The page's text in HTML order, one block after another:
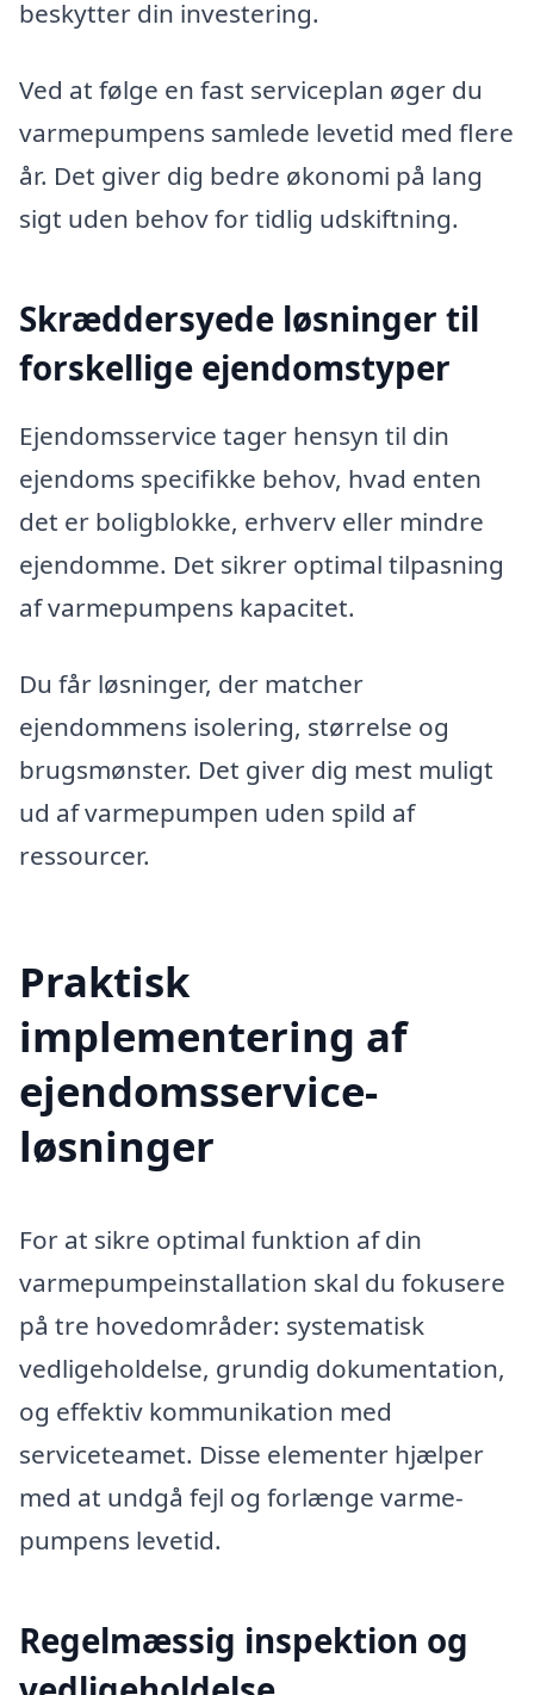
beskytter din investering.
Ved at følge en fast serviceplan øger du
varmepumpens samlede levetid med flere
år. Det giver dig bedre økonomi på lang
sigt uden behov for tidlig udskiftning.
Skræddersyede løsninger til
forskellige ejendomstyper
Ejendomsservice tager hensyn til din
ejendoms specifikke behov, hvad enten
det er boligblokke, erhverv eller mindre
ejendomme. Det sikrer optimal tilpasning
af varmepumpens kapacitet.
Du får løsninger, der matcher
ejendommens isolering, størrelse og
brugsmønster. Det giver dig mest muligt
ud af varmepumpen uden spild af
ressourcer.
Praktisk
implementering af
ejendomsservice-
løsninger
For at sikre optimal funktion af din
varmepumpeinstallation skal du fokusere
på tre hovedområder: systematisk
vedligeholdelse, grundig dokumentation,
og effektiv kommunikation med
serviceteamet. Disse elementer hjælper
med at undgå fejl og forlænge varme­­
pumpens levetid.
Regelmæssig inspektion og